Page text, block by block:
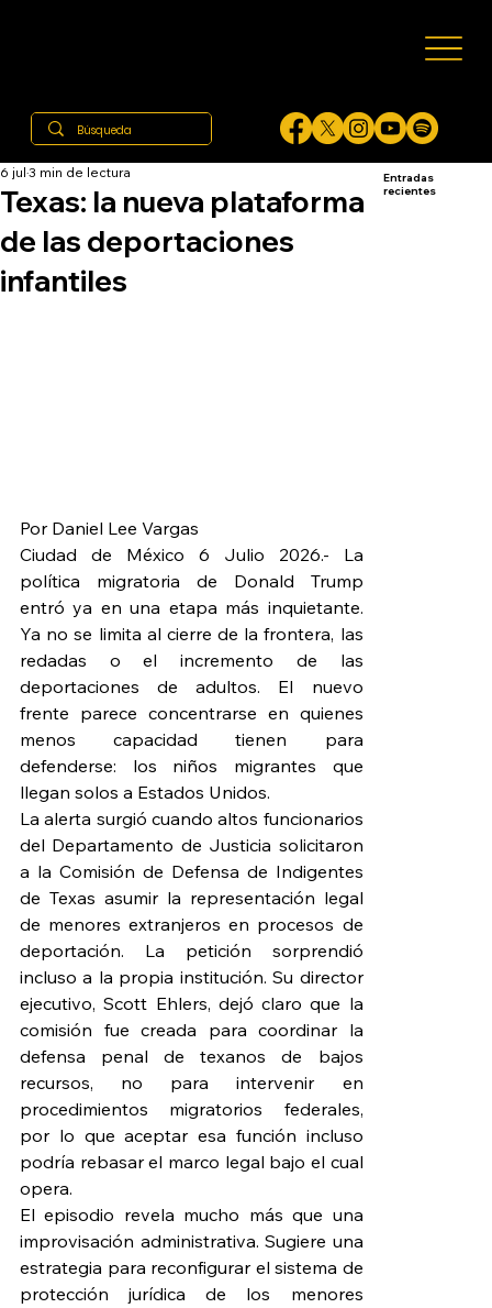
Texas: la nueva plataforma
de las deportaciones
infantiles
6 jul 3 min de lectura
Por Daniel Lee Vargas
Ciudad de México 6 Julio 2026.- La
política migratoria de Donald Trump
entró ya en una etapa más inquietante.
Ya no se limita al cierre de la frontera, las
redadas o el incremento de las
deportaciones de adultos. El nuevo
frente parece concentrarse en quienes
menos capacidad tienen para
defenderse: los niños migrantes que
llegan solos a Estados Unidos.
La alerta surgió cuando altos funcionarios
del Departamento de Justicia solicitaron
a la Comisión de Defensa de Indigentes
de Texas asumir la representación legal
de menores extranjeros en procesos de
deportación. La petición sorprendió
incluso a la propia institución. Su director
ejecutivo, Scott Ehlers, dejó claro que la
comisión fue creada para coordinar la
defensa penal de texanos de bajos
recursos, no para intervenir en
procedimientos migratorios federales,
por lo que aceptar esa función incluso
podría rebasar el marco legal bajo el cual
opera.
El episodio revela mucho más que una
improvisación administrativa. Sugiere una
estrategia para reconfigurar el sistema de
protección jurídica de los menores
Entradas
recientes